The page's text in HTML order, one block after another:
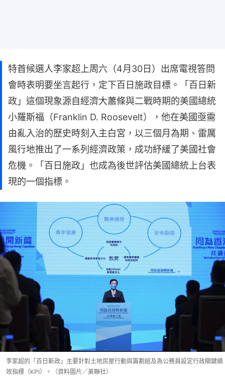
特首候選人李家超上周六（4月30日）出席電視答問
會時表明要坐言起行，定下百日施政目標。「百日新
政」這個現象源自經濟大蕭條與二戰時期的美國總統
小羅斯福（Franklin D. Roosevelt），他在美國亟需
由亂入治的歷史時刻入主白宮，以三個月為期、雷厲
風行地推出了一系列經濟政策，成功紓緩了美國社會
危機。「百日施政」也成為後世評估美國總統上台表
現的一個指標。
李家超的「百日新政」主要針對土地房屋行動與籌劃組及為公務員設定行政關鍵績
效指標（KPI）。（資料圖片／美聯社）